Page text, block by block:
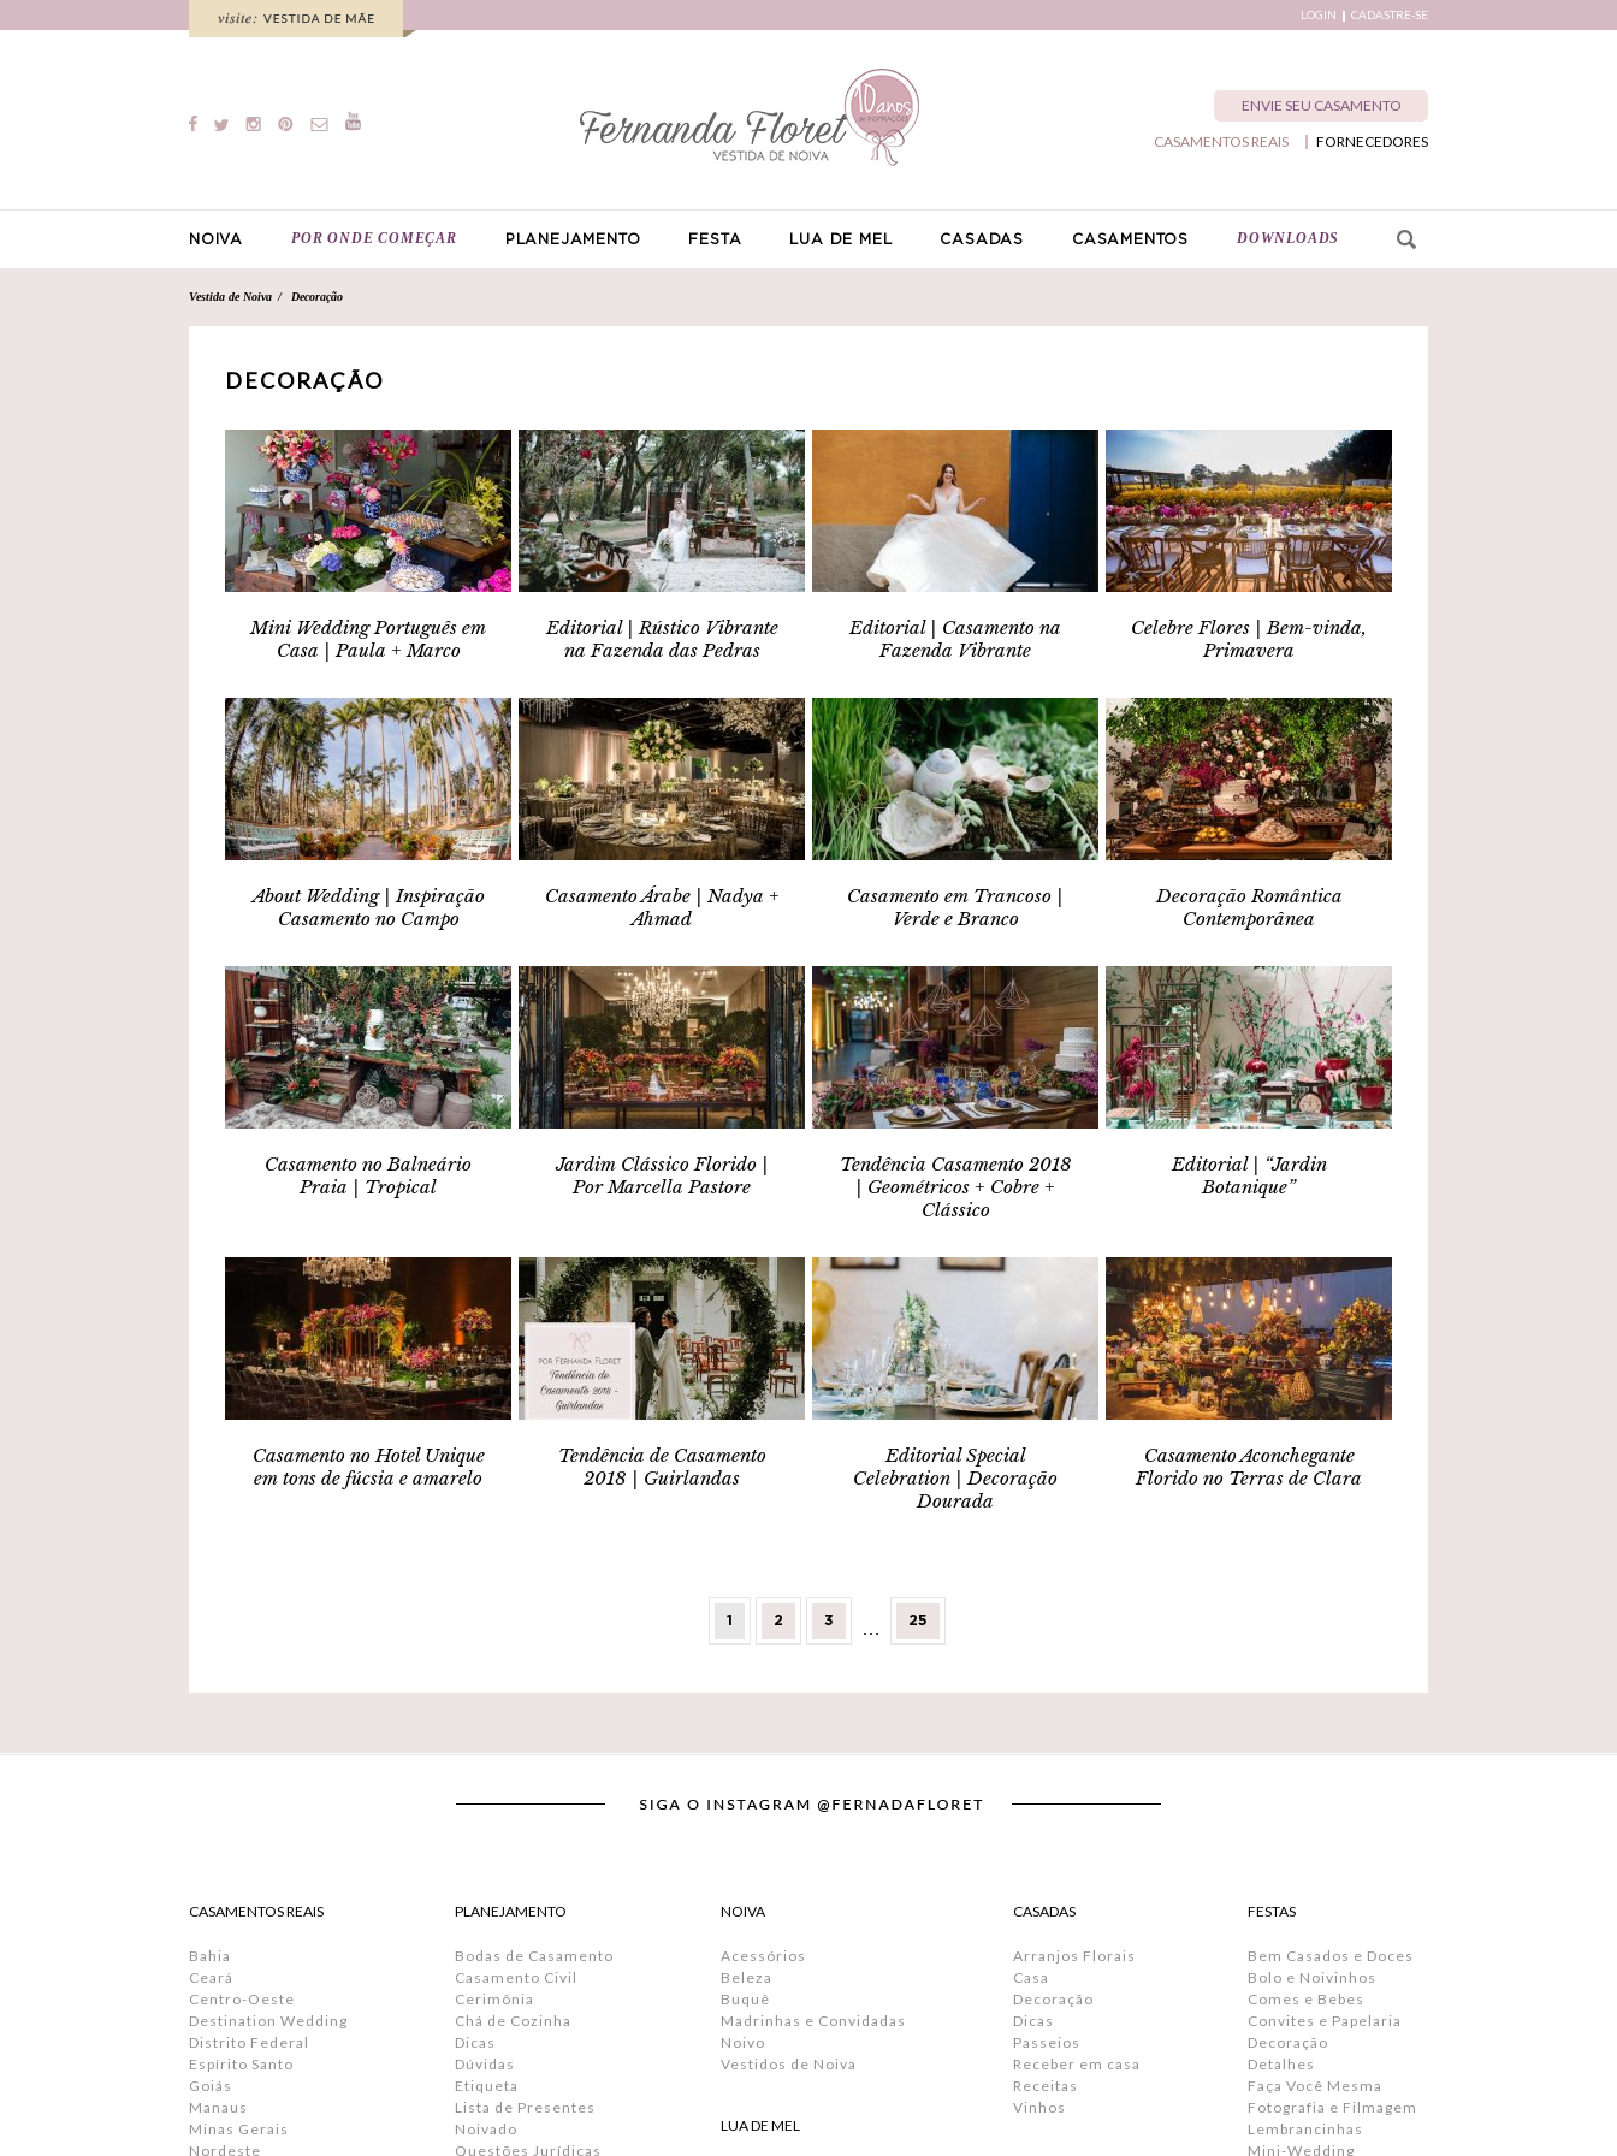
LOGIN CADASTRE-SE
ENVIE SEU CASAMENTO
FORNECEDORES
CASAMENTOS REAIS
NOIVA POR ONDE COMEÇAR PLANEJAMENTO FESTA LUA DE MEL CASADAS CASAMENTOS DOWNLOADS
Vestida de Noiva Decoração
DECORAÇÃO
Mini Wedding Português em
Casa | Paula + Marco
Editorial | Rústico Vibrante
na Fazenda das Pedras
Editorial | Casamento na
Fazenda Vibrante
Celebre Flores | Bem-vinda,
Primavera
About Wedding | Inspiração
Casamento no Campo
Casamento Árabe | Nadya +
Ahmad
Casamento em Trancoso |
Verde e Branco
Decoração Romântica
Contemporânea
Casamento no Balneário
Praia | Tropical
Jardim Clássico Florido |
Por Marcella Pastore
Tendência Casamento 2018
| Geométricos + Cobre +
Clássico
Editorial | “Jardin
Botanique”
Casamento no Hotel Unique
em tons de fúcsia e amarelo
Tendência de Casamento
2018 | Guirlandas
Editorial Special
Celebration | Decoração
Dourada
Casamento Aconchegante
Florido no Terras de Clara
1 2 3 … 25
CASAMENTOS REAIS
Bahia
Ceará
Centro-Oeste
Destination Wedding
Distrito Federal
Espírito Santo
Goiás
Manaus
Minas Gerais
Nordeste
PLANEJAMENTO
Bodas de Casamento
Casamento Civil
Cerimônia
Chá de Cozinha
Dicas
Dúvidas
Etiqueta
Lista de Presentes
Noivado
Questões Jurídicas
NOIVA
Acessórios
Beleza
Buquê
Madrinhas e Convidadas
Noivo
Vestidos de Noiva
LUA DE MEL
CASADAS
Arranjos Florais
Casa
Decoração
Dicas
Passeios
Receber em casa
Receitas
Vinhos
FESTAS
Bem Casados e Doces
Bolo e Noivinhos
Comes e Bebes
Convites e Papelaria
Decoração
Detalhes
Faça Você Mesma
Fotografia e Filmagem
Lembrancinhas
Mini-Wedding